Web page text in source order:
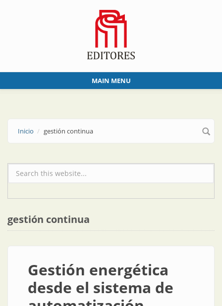
MAIN MENU
Inicio gestión continua
Formulario de búsqueda
gestión continua
Gestión energética
desde el sistema de